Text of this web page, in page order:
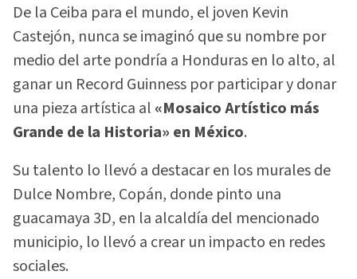
De la Ceiba para el mundo, el joven Kevin
Castejón, nunca se imaginó que su nombre por
medio del arte pondría a Honduras en lo alto, al
ganar un Record Guinness por participar y donar
una pieza artística al «Mosaico Artístico más
Grande de la Historia» en México.
Su talento lo llevó a destacar en los murales de
Dulce Nombre, Copán, donde pinto una
guacamaya 3D, en la alcaldía del mencionado
municipio, lo llevó a crear un impacto en redes
sociales.